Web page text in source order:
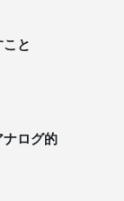
と
ナログ的